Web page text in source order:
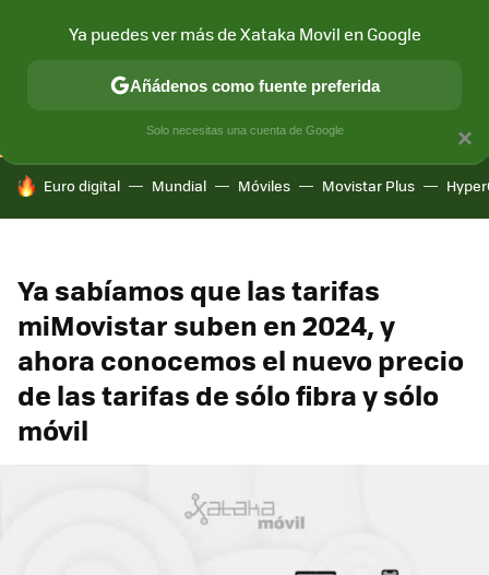
CONECTIVIDAD MÓVIL Y SOCIEDAD APLICACIONES
HOY SE HABLA DE
Euro digital Mundial Móviles Movistar Plus
Ya sabíamos que las tarifas
miMovistar suben en 2024, y
ahora conocemos el nuevo precio
de las tarifas de sólo fibra y sólo
móvil
×
Ya puedes ver más de Xataka Movil en Google
Añádenos como fuente preferida
Solo necesitas una cuenta de Google